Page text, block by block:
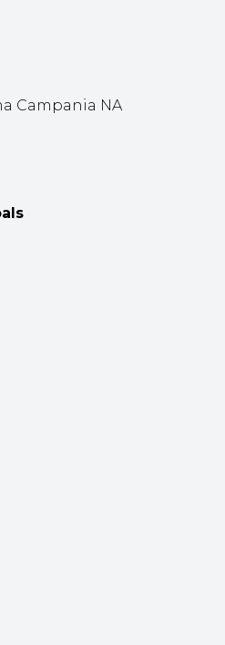
Campania NA